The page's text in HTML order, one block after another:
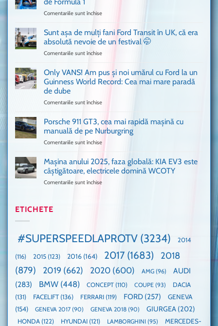
văzut
Comentariile sunt închise
a
adus
în
mașină
Ferrari
Sunt așa de mulți fani Ford Transit în UK, că era
absolută nevoie de un festival 🤭
Comentariile sunt închise
așa
de
mulți
în
UK,
că
nevoie
de
Only VANS! Am pus și noi umărul cu Ford la un
Guinness World Record: Cea mai mare paradă
de dube
Comentariile sunt închise
VANS!
Am
pus
umărul
cu
mai
mare
paradă
de
dube
Porsche 911 GT3, cea mai rapidă mașină cu
manuală de pe Nurburgring
Comentariile sunt închise
911
GT3,
cea
pe
Nurburgring
Mașina anului 2025, faza globală: KIA EV3 este
câștigătoare, electricele domină WCOTY
Comentariile sunt închise
EV3
câștigătoare,
electricele
domină
WCOTY
ETICHETE
#SUPERSPEEDLAPROTV (3234) 2014
(116) 2015 (123) 2016 (164) 2017 (1683)
2018
(879)
2019 (662) 2020 (600) AMG (96)
AUDI
(283)
BMW (448) CONCEPT (110) COUPE (93)
DACIA
(131)
FACELIFT (136) FERRARI (119) FORD (257)
GENEVA
(154)
GENEVA 2017 (90) GENEVA 2018 (90) GIURGEA (202)
HONDA (122) HYUNDAI (121) LAMBORGHINI (95)
MERCEDES-